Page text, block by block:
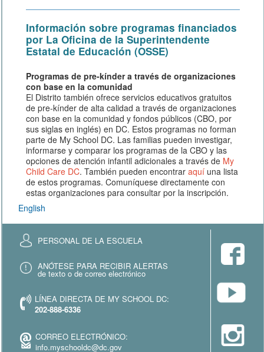
Información sobre programas financiados
por La Oficina de la Superintendente
Estatal de Educación (OSSE)
Programas de pre-kínder a través de organizaciones
con base en la comunidad
El Distrito también ofrece servicios educativos gratuitos
de pre-kínder de alta calidad a través de organizaciones
con base en la comunidad y fondos públicos (CBO, por
sus siglas en inglés) en DC. Estos programas no forman
parte de My School DC. Las familias pueden investigar,
informarse y comparar los programas de la CBO y las
opciones de atención infantil adicionales a través de My
Child Care DC. También pueden encontrar aquí una lista
de estos programas. Comuníquese directamente con
estas organizaciones para consultar por la inscripción.
English
PERSONAL DE LA ESCUELA
ANÓTESE PARA RECIBIR ALERTAS
de texto o de correo electrónico
LÍNEA DIRECTA DE MY SCHOOL DC:
202-888-6336
CORREO ELECTRÓNICO:
info.myschooldc@dc.gov